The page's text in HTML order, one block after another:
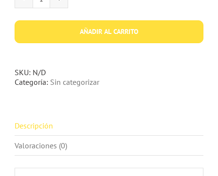
ProyectoSTEM
AÑADIR AL CARRITO
SKU: N/D
Categoría: Sin categorizar
Descripción
Valoraciones (0)